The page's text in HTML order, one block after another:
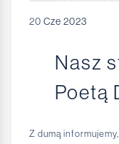
20 Cze 2023
Nasz
Poetą
Z dumą